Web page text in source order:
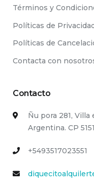
Términos y
Políticas de
Políticas de
Contacta con
Contacto
Ñu pora 281, Villa
Argentina. CP 5151
+5493517023551